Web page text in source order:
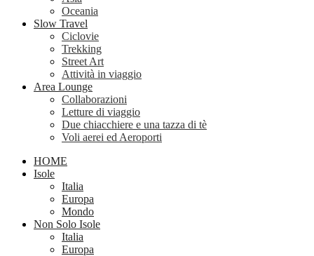
Oceania
Slow Travel
Ciclovie
Trekking
Street Art
Attività in viaggio
Area Lounge
Collaborazioni
Letture di viaggio
Due chiacchiere e una tazza di tè
Voli aerei ed Aeroporti
HOME
Isole
Italia
Europa
Mondo
Non Solo Isole
Italia
Europa